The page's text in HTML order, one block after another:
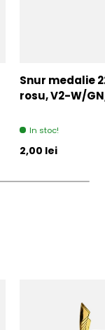
Snur medalie
rosu, V2-W/
In stoc!
Pret initial
2,00 lei